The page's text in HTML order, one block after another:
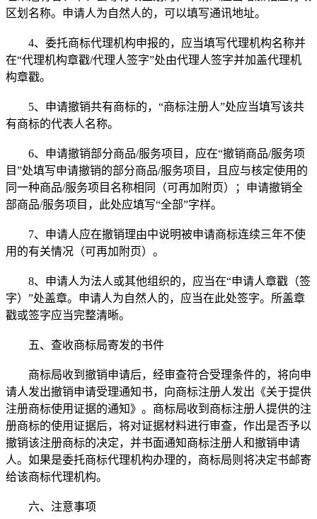
区划名称。申请人为自然人的，可以填写通讯地址。
4、委托商标代理机构申报的，应当填写代理机构名称并
在“代理机构章戳/代理人签字”处由代理人签字并加盖代理机
构章戳。
5、申请撤销共有商标的，“商标注册人”处应当填写该共
有商标的代表人名称。
6、申请撤销部分商品/服务项目，应在“撤销商品/服务项
目”处填写申请撤销的部分商品/服务项目，且应与核定使用的
同一种商品/服务项目名称相同（可再加附页）；申请撤销全
部商品/服务项目，此处应填写“全部”字样。
7、申请人应在撤销理由中说明被申请商标连续三年不使
用的有关情况（可再加附页）。
8、申请人为法人或其他组织的，应当在“申请人章戳（签
字）”处盖章。申请人为自然人的，应当在此处签字。所盖章
戳或签字应当完整清晰。
五、查收商标局寄发的书件
商标局收到撤销申请后，经审查符合受理条件的，将向申
请人发出撤销申请受理通知书，向商标注册人发出《关于提供
注册商标使用证据的通知》。商标局收到商标注册人提供的注
册商标的使用证据后，将对证据材料进行审查，作出是否予以
撤销该注册商标的决定，并书面通知商标注册人和撤销申请
人。如果是委托商标代理机构办理的，商标局则将决定书邮寄
给该商标代理机构。
六、注意事项